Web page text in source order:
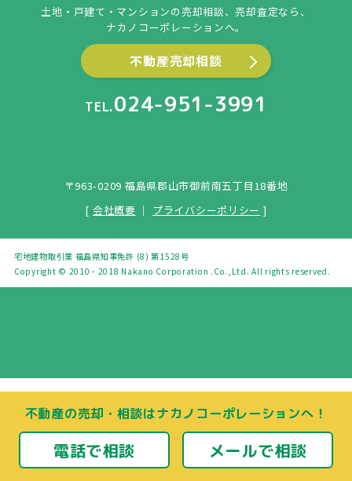
不動産の売却・相談はナカノコーポレーションへ！
電話で相談 メールで相談
土地・戸建て・マンションの売却相談、売却査定なら、
ナカノコーポレーションへ。
不動産売却相談
TEL.024-951-3991
〒963-0209 福島県郡山市御前南五丁目18番地
[ 会社概要 ｜ プライバシーポリシー ]
宅地建物取引業 福島県知事免許 (8) 第1528号
Copyright © 2010 - 2018 Nakano Corporation .Co.,Ltd. All rights reserved.